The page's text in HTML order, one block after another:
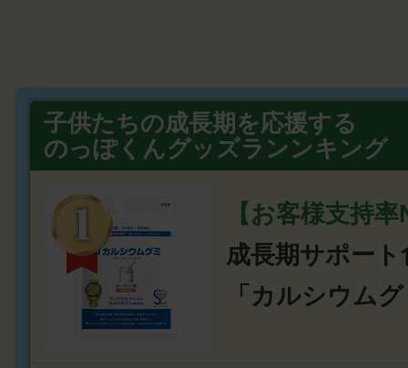
子供たちの成長期を応援する
のっぽくんグッズランンキング
【お客様支持
成長期サポート
「カルシウム